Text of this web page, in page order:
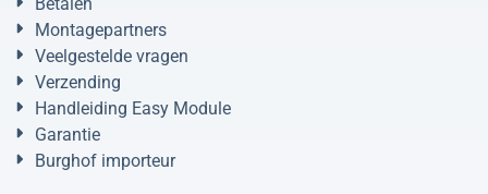
Montagepartners
Veelgestelde vragen
Verzending
Handleiding Easy Module
Garantie
Burghof importeur